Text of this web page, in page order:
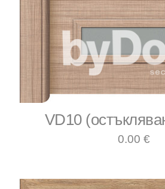
VD10
0.00 €